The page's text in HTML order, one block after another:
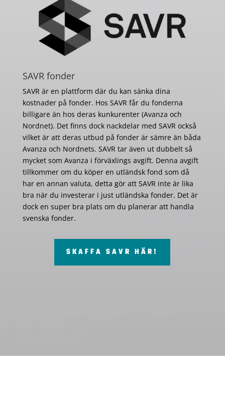
SAVR fonder
SAVR är en plattform där du kan sänka dina
kostnader på fonder. Hos SAVR får du fonderna
billigare än hos deras kunkurenter (Avanza och
Nordnet). Det finns dock nackdelar med SAVR också
vilket är att deras utbud på fonder är sämre än båda
Avanza och Nordnets. SAVR tar även ut dubbelt så
mycket som Avanza i förväxlings avgift. Denna avgift
tillkommer om du köper en utländsk fond som då
har en annan valuta, detta gör att SAVR inte är lika
bra när du investerar i just utländska fonder. Det är
dock en super bra plats om du planerar att handla
svenska fonder.
SKAFFA SAVR HÄR!